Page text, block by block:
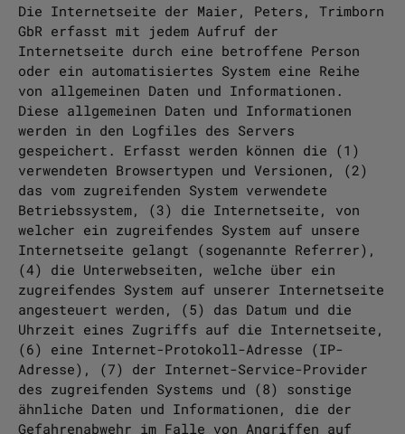
Die Internetseite der Maier, Peters, Trimborn
GbR erfasst mit jedem Aufruf der
Internetseite durch eine betroffene Person
oder ein automatisiertes System eine Reihe
von allgemeinen Daten und Informationen.
Diese allgemeinen Daten und Informationen
werden in den Logfiles des Servers
gespeichert. Erfasst werden können die (1)
verwendeten Browsertypen und Versionen, (2)
das vom zugreifenden System verwendete
Betriebssystem, (3) die Internetseite, von
welcher ein zugreifendes System auf unsere
Internetseite gelangt (sogenannte Referrer),
(4) die Unterwebseiten, welche über ein
zugreifendes System auf unserer Internetseite
angesteuert werden, (5) das Datum und die
Uhrzeit eines Zugriffs auf die Internetseite,
(6) eine Internet-Protokoll-Adresse (IP-
Adresse), (7) der Internet-Service-Provider
des zugreifenden Systems und (8) sonstige
ähnliche Daten und Informationen, die der
Gefahrenabwehr im Falle von Angriffen auf